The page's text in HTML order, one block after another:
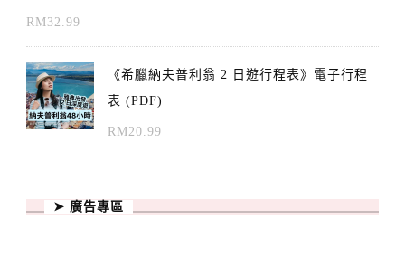
RM32.99
《希臘納夫普利翁 2 日遊行程表》電子行程
表 (PDF)
RM20.99
➤ 廣告專區